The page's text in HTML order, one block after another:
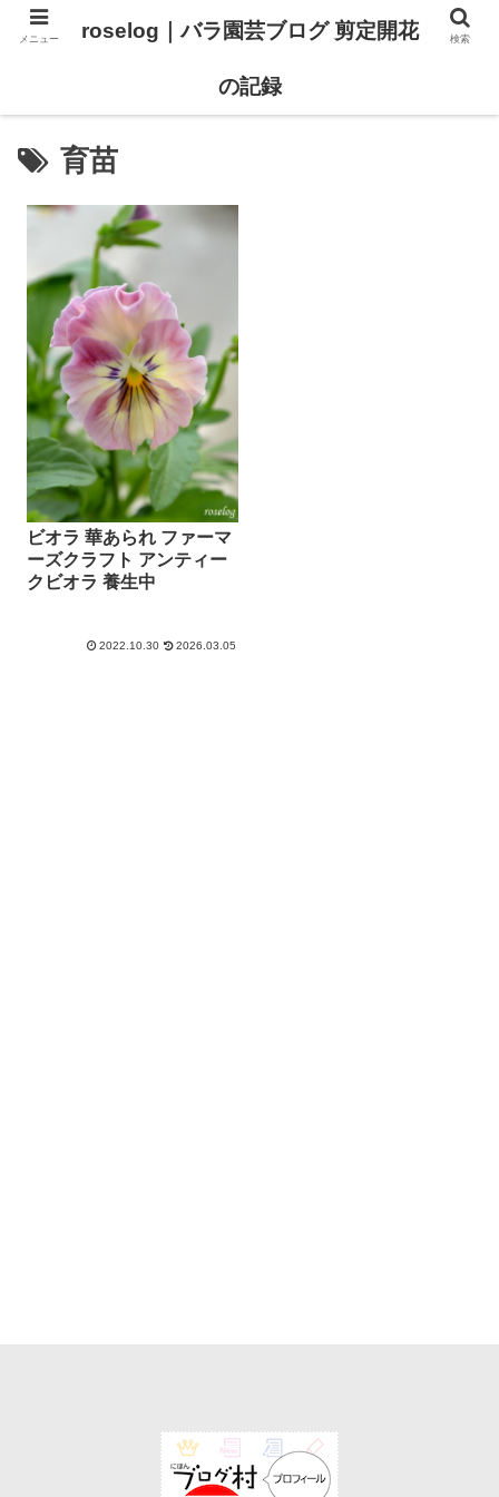
育苗
ビオラ 華あられ ファーマ
ーズクラフト アンティー
クビオラ 養生中
2022.10.30 2026.03.05
メニュー roselog｜バラ園芸ブログ 剪定開花
の記録
検索